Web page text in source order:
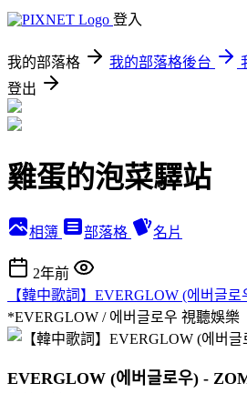
登入
我的部落格 我的部落格後台
登出
雞蛋的泡菜驛站
相簿 部落格 名片
2年前
【韓中歌詞】EVERGLOW (에버글
*EVERGLOW / 에버글로우 視聽娛樂
EVERGLOW (에버글로우) -